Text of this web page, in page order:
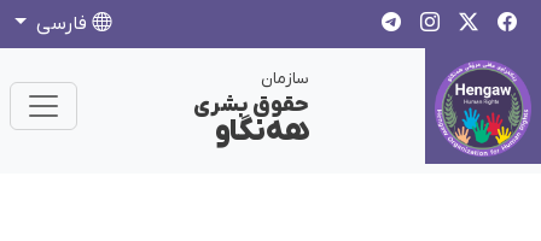
فارسی
سازمان
حقوق بشری
هەنگاو